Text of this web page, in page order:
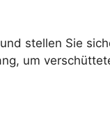
stellen Sie
um